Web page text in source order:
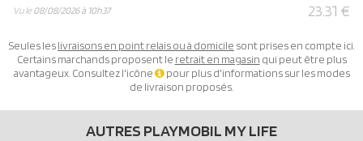
Vu le08/08/2026 à 10h37 23.31 €
Seules leslivraisons en point relais ou à domicile sont prises en compte ici.
Certains marchands proposent le retrait en magasin qui peut être plus
avantageux. Consultez l'icône
pour plus d'informations sur les modes
de livraison proposés.
AUTRES PLAYMOBIL MY LIFE